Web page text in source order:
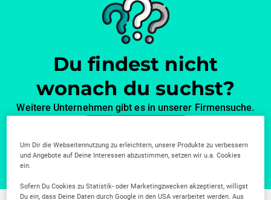
Du findest nicht
wonach du suchst?
Weitere Unternehmen gibt es in unserer Firmensuche.
Um Dir die Webseitennutzung zu erleichtern, unsere Produkte zu verbessern
und Angebote auf Deine Interessen abzustimmen, setzen wir u.a. Cookies
ein.
Sofern Du Cookies zu Statistik- oder Marketingzwecken akzeptierst, willigst
Du ein, dass Deine Daten durch Google in den USA verarbeitet werden. Aus